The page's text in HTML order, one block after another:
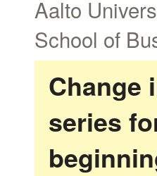
Aalto
School of
Change
series